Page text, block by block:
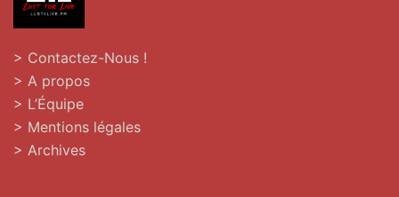
> Contactez-Nous !
> A propos
> L’Équipe
> Mentions légales
> Archives